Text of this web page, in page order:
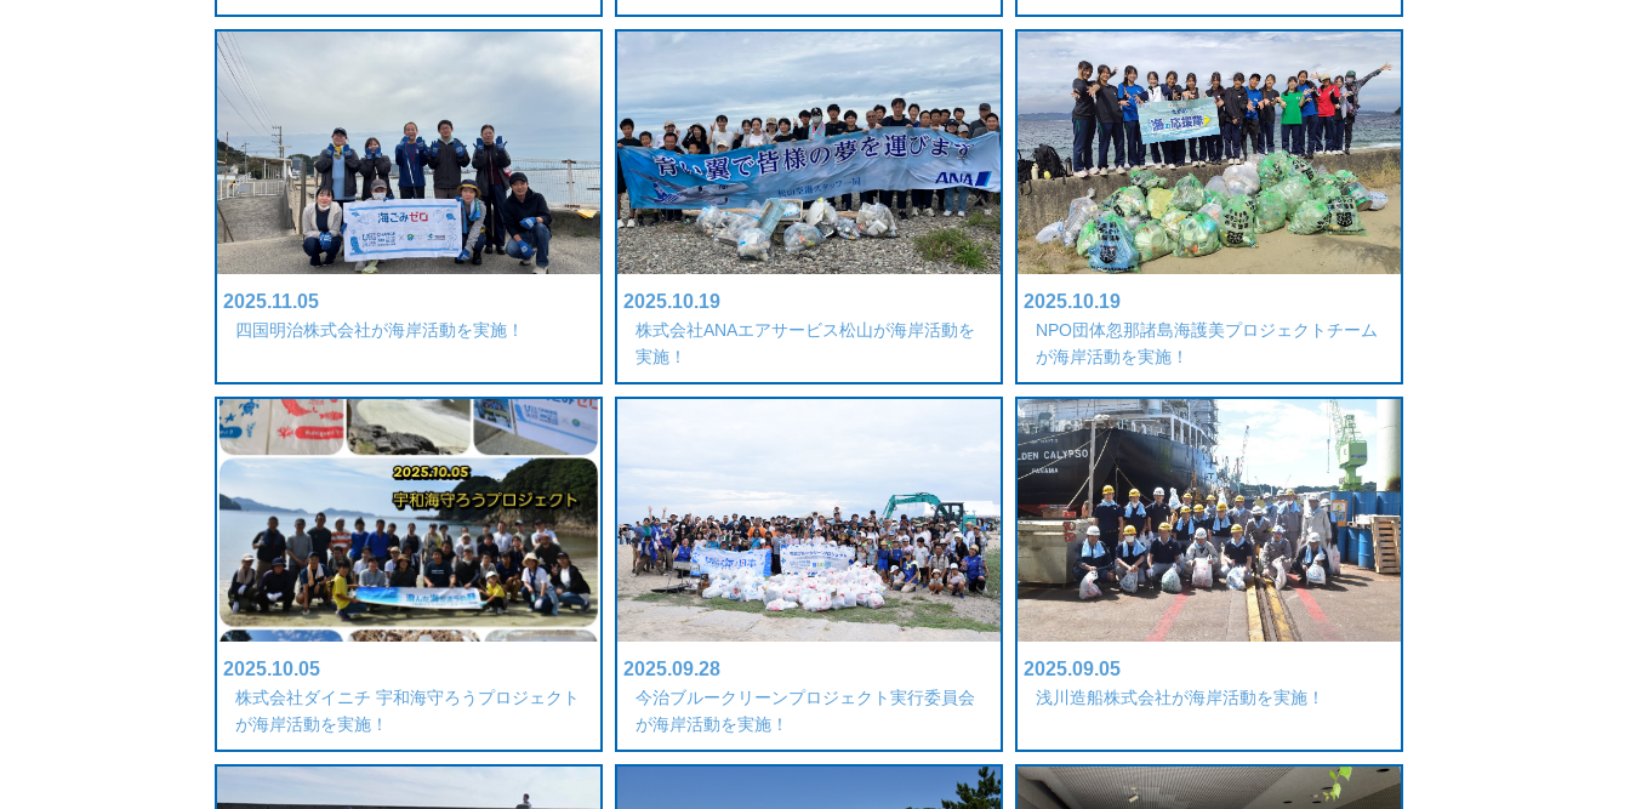
2025.11.05
四国明治株式会社が海岸活動を実施！
2025.10.19
株式会社ANAエアサービス松山が海岸活動を
実施！
2025.10.19
NPO団体忽那諸島海護美プロジェクトチーム
が海岸活動を実施！
2025.10.05
株式会社ダイニチ 宇和海守ろうプロジェクト
が海岸活動を実施！
2025.09.28
今治ブルークリーンプロジェクト実行委員会
が海岸活動を実施！
2025.09.05
浅川造船株式会社が海岸活動を実施！